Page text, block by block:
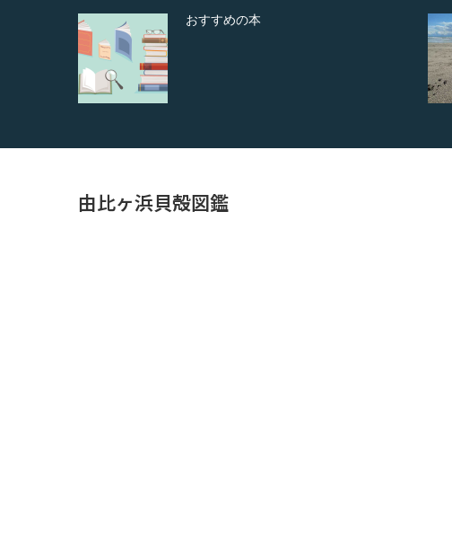
おすすめの本
由比ヶ浜貝殻図鑑